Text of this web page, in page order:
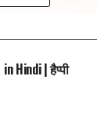
Hindi | हैप्पी